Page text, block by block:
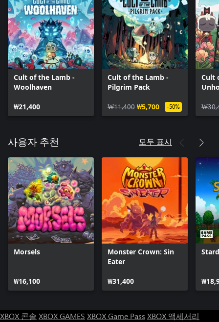
Cult of the Lamb -
Woolhaven
₩21,400
Cult of the Lamb -
Pilgrim Pack
₩11,400 ₩5,700 -50%
Cult
사용자 추천 모두 표시
Morsels
₩16,100
Monster Crown: Sin
Eater
₩31,400
XBOX 콘솔 XBOX GAMES XBOX Game Pass XBOX 액세서리